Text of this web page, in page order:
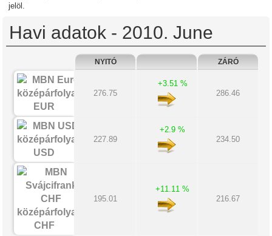
jelöl.
Havi adatok - 2010. June
NYITÓ ZÁRÓ
EUR
276.75
+3.51 %
286.46
USD
227.89
+2.9 %
234.50
CHF
195.01
+11.11 %
216.67